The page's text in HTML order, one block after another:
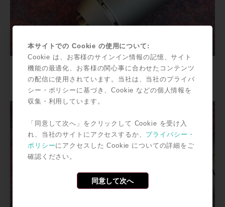
本サイトでの Cookie の使用について:
Cookie は、お客様のサインイン情報の記憶、サイト
機能の最適化、お客様の関心事に合わせたコンテンツ
の配信に使用されています。当社は、当社のプライバ
シー・ポリシーに基づき、Cookie などの個人情報を
収集・利用しています。
「同意して次へ」をクリックして Cookie を受け入
れ、当社のサイトにアクセスするか、 プライバシー・
ポリシーにアクセスした Cookie についての詳細をご
確認ください。
同意して次へ